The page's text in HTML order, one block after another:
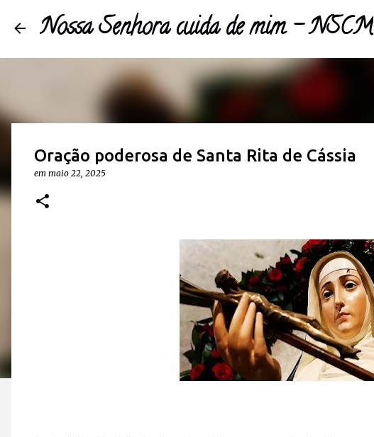
Nossa Senhora cuida de mim - NSCM
Oração poderosa de Santa Rita de Cássia
em maio 22, 2025